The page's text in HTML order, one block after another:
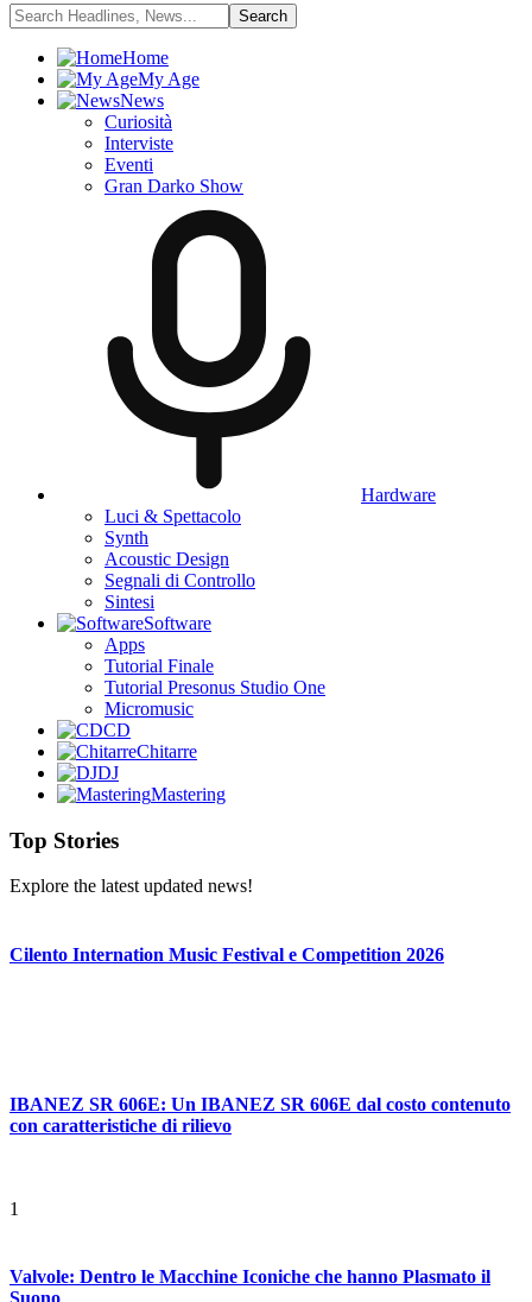
Home
My Age
News
Curiosità
Interviste
Eventi
Gran Darko Show
Hardware
Luci & Spettacolo
Synth
Acoustic Design
Segnali di Controllo
Sintesi
Software
Apps
Tutorial Finale
Tutorial Presonus Studio One
Micromusic
CD
Chitarre
DJ
Mastering
Top Stories
Explore the latest updated news!
Cilento Internation Music Festival e Competition 2026
IBANEZ SR 606E: Un IBANEZ SR 606E dal costo contenuto
con caratteristiche di rilievo
1
Valvole: Dentro le Macchine Iconiche che hanno Plasmato il